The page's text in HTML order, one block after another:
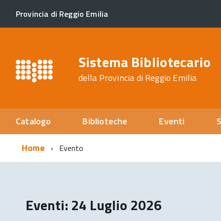
Provincia di Reggio Emilia
Sistema Bibliotecario
della Provincia di Reggio Emilia
Catalogo Biblioteche Eventi
Home
Evento
Eventi: 24 Luglio 2026